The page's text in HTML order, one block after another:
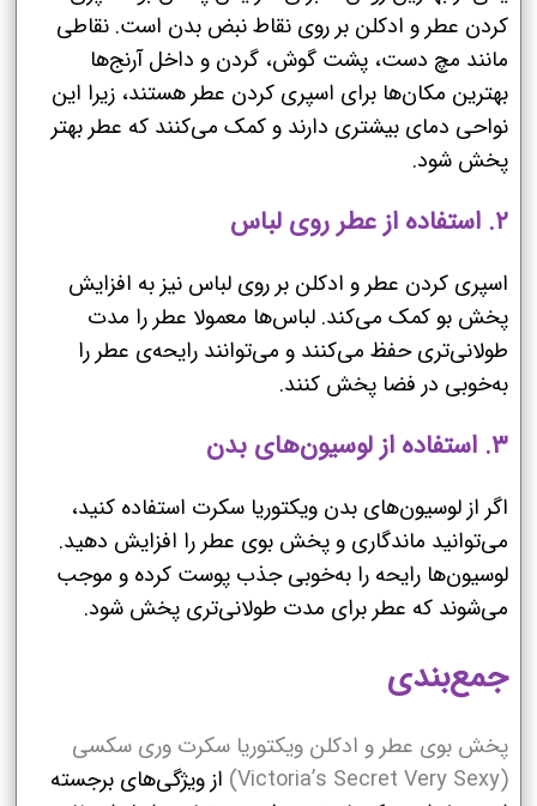
کردن عطر و ادکلن بر روی نقاط نبض بدن است. نقاطی
مانند مچ دست، پشت گوش، گردن و داخل آرنج‌ها
بهترین مکان‌ها برای اسپری کردن عطر هستند، زیرا این
نواحی دمای بیشتری دارند و کمک می‌کنند که عطر بهتر
پخش شود.
۲. استفاده از عطر روی لباس
اسپری کردن عطر و ادکلن بر روی لباس نیز به افزایش
پخش بو کمک می‌کند. لباس‌ها معمولا عطر را مدت
طولانی‌تری حفظ می‌کنند و می‌توانند رایحه‌ی عطر را
به‌خوبی در فضا پخش کنند.
۳. استفاده از لوسیون‌های بدن
اگر از لوسیون‌های بدن ویکتوریا سکرت استفاده کنید،
می‌توانید ماندگاری و پخش بوی عطر را افزایش دهید.
لوسیون‌ها رایحه را به‌خوبی جذب پوست کرده و موجب
می‌شوند که عطر برای مدت طولانی‌تری پخش شود.
جمع‌بندی
پخش بوی عطر و ادکلن ویکتوریا سکرت وری سکسی
(Victoria’s Secret Very Sexy)
از ویژگی‌های برجسته